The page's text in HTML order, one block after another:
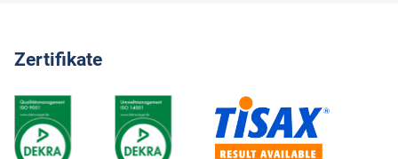
Zertifikate